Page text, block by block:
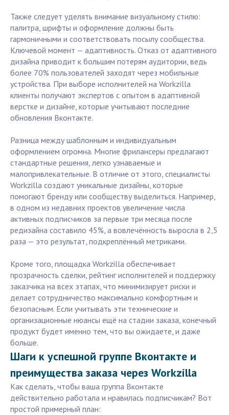
Также следует уделять внимание визуальному стилю:
палитра, шрифты и оформление должны быть
гармоничными и соответствовать посылу сообщества.
Ключевой момент — адаптивность. Отказ от адаптивного
дизайна приводит к большим потерям аудитории, ведь
более 70% пользователей заходят через мобильные
устройства. При выборе исполнителей на Workzilla
клиенты получают экспертов с опытом в адаптивной
верстке и дизайне, которые учитывают последние
обновления Вконтакте.
Разница между шаблонным и индивидуальным
оформлением огромна. Многие фрилансеры предлагают
стандартные решения, легко узнаваемые и
малопривлекательные. В отличие от этого, специалисты
Workzilla создают уникальные дизайны, которые
помогают бренду или сообществу выделиться. Например,
в одном из недавних проектов увеличение числа
активных подписчиков за первые три месяца после
редизайна составило 45%, а вовлечённость выросла в 2,5
раза — это результат, подкреплённый метриками.
Кроме того, площадка Workzilla обеспечивает
прозрачность сделки, рейтинг исполнителей и поддержку
заказчика на всех этапах, что минимизирует риски и
делает сотрудничество максимально комфортным и
безопасным. Если учитывать эти технические и
организационные нюансы ещё на стадии заказа, конечный
продукт будет именно тем, что вы ожидаете, и даже
больше.
Шаги к успешной группе Вконтакте и
преимущества заказа через Workzilla
Как сделать, чтобы ваша группа Вконтакте
действительно работала и нравилась подписчикам? Вот
простой примерный план: